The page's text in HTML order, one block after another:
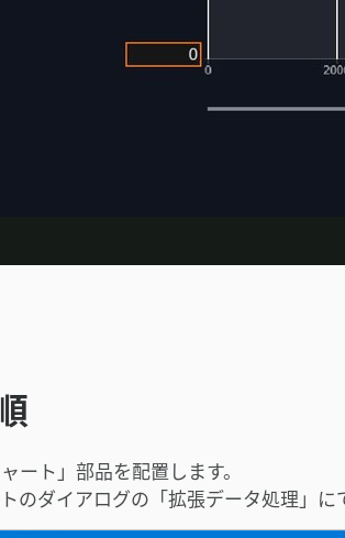
ート」部品を配置します。
のダイアログの「拡張データ処理」